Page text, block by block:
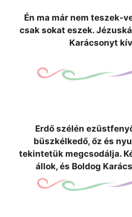
Én ma már nem teszek-
csak sokat eszek.
Karácsonyt
Erdő szélén
büszkélkedő, őz és
tekintetük megcsodálja.
állok, és Boldog